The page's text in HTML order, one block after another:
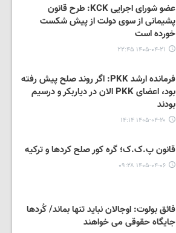
عضو شورای اجرایی KCK: طرح قانون
پشیمانی از سوی دولت از پیش شکست
خورده است
۱۴۰۵-۰۴-۲۱ ۲۲:۴۵
فرمانده ارشد PKK: اگر روند صلح پیش رفته
بود، اعضای PKK الان در دیاربکر و درسیم
بودند
۱۴۰۵-۰۴-۲۰ ۱۴:۱۴
قانون پ.ک.ک؛ گره کور صلح کردها و ترکیه
۱۴۰۵-۰۴-۰۶ ۰۹:۲۸
فائق بولوت: اوجالان نباید تنها بماند/ کُردها
جایگاه حقوقی می خواهند